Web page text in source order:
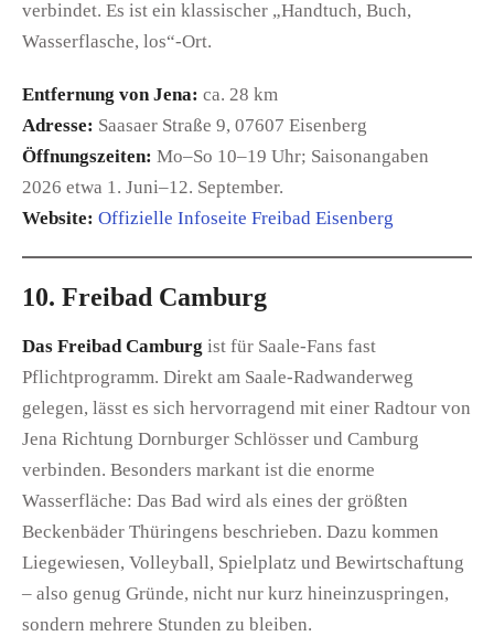
verbindet. Es ist ein klassischer „Handtuch, Buch,
Wasserflasche, los“-Ort.
Entfernung von Jena: ca. 28 km
Adresse: Saasaer Straße 9, 07607 Eisenberg
Öffnungszeiten: Mo–So 10–19 Uhr; Saisonangaben
2026 etwa 1. Juni–12. September.
Website: Offizielle Infoseite Freibad Eisenberg
10. Freibad Camburg
Das Freibad Camburg ist für Saale-Fans fast
Pflichtprogramm. Direkt am Saale-Radwanderweg
gelegen, lässt es sich hervorragend mit einer Radtour von
Jena Richtung Dornburger Schlösser und Camburg
verbinden. Besonders markant ist die enorme
Wasserfläche: Das Bad wird als eines der größten
Beckenbäder Thüringens beschrieben. Dazu kommen
Liegewiesen, Volleyball, Spielplatz und Bewirtschaftung
– also genug Gründe, nicht nur kurz hineinzuspringen,
sondern mehrere Stunden zu bleiben.